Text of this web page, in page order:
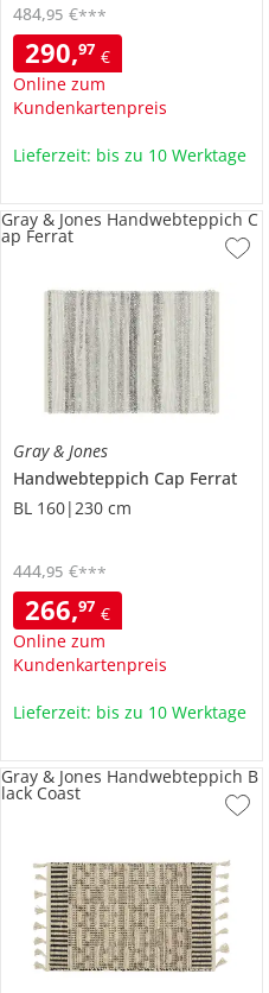
290,97 €
Online zum
Kundenkartenpreis
484,95 €***
Lieferzeit: bis zu 10 Werktage
Gray & Jones
Handwebteppich Cap Ferrat
BL 160|230 cm
266,97 €
Online zum
Kundenkartenpreis
444,95 €***
Gray & Jones Handwebteppich C
ap Ferrat
Lieferzeit: bis zu 10 Werktage
Gray & Jones Handwebteppich B
lack Coast